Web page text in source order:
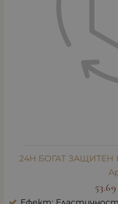
24H БОГАТ ЗАЩИТЕН
53.69